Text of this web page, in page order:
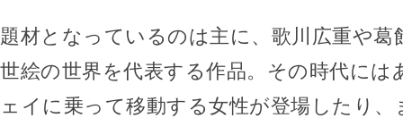
題材となっているのは主に、歌川広重や葛
世絵の世界を代表する作品。その時代には
ェイに乗って移動する女性が登場したり